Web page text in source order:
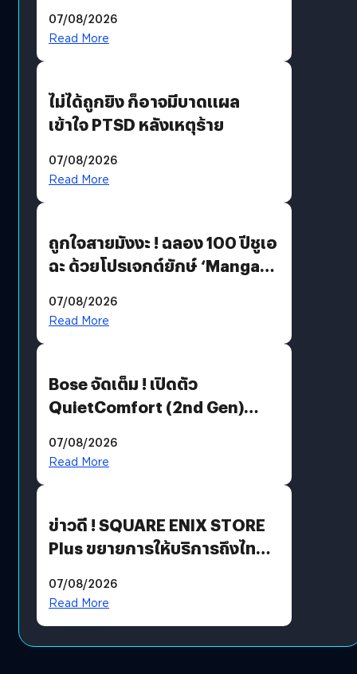
07/08/2026
Read More
ไม่ได้ถูกยิง ก็อาจมีบาดแผล
เข้าใจ PTSD หลังเหตุร้าย
07/08/2026
Read More
ถูกใจสายมังงะ ! ฉลอง 100 ปีชูเอ
ฉะ ด้วยโปรเจกต์ยักษ์ ‘Manga
มีภาษาไทยด้วย
07/08/2026
Read More
Bose จัดเต็ม ! เปิดตัว
QuietComfort (2nd Gen)
07/08/2026
Read More
ข่าวดี ! SQUARE ENIX STORE
Plus ขยายการให้บริการถึงไทย
โดยตรง
07/08/2026
Read More